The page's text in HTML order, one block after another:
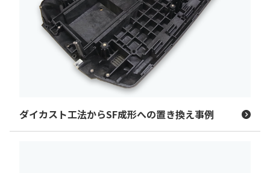
ダイカスト工法からSF成形への置き換え事例